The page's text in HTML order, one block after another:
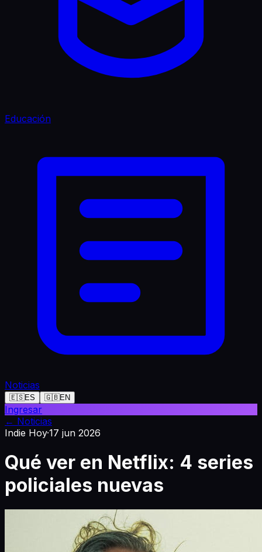
Educación
Noticias
🇪🇸ES 🇬🇧EN
Ingresar
← Noticias
Indie Hoy·17 jun 2026
Qué ver en Netflix: 4 series
policiales nuevas